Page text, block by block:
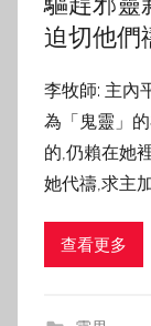
迫切他們
李牧師: 主內
為「鬼靈」
的,仍賴在她
她代禱,求主
查看更多